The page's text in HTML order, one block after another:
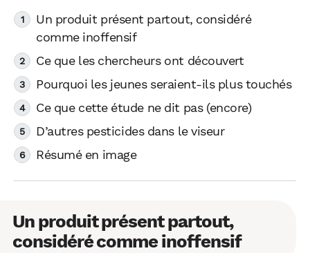
Un produit présent partout, considéré
comme inoffensif
Ce que les chercheurs ont découvert
Pourquoi les jeunes seraient-ils plus touchés
Ce que cette étude ne dit pas (encore)
D’autres pesticides dans le viseur
Résumé en image
Un produit présent partout,
considéré comme inoffensif